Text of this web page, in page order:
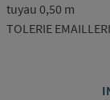
tuyau 0,50 m
TOLERIE